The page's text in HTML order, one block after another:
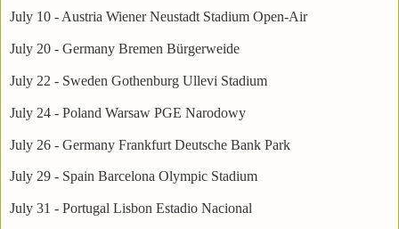
July 10 - Austria Wiener Neustadt Stadium Open-Air
July 20 - Germany Bremen Bürgerweide
July 22 - Sweden Gothenburg Ullevi Stadium
July 24 - Poland Warsaw PGE Narodowy
July 26 - Germany Frankfurt Deutsche Bank Park
July 29 - Spain Barcelona Olympic Stadium
July 31 - Portugal Lisbon Estadio Nacional